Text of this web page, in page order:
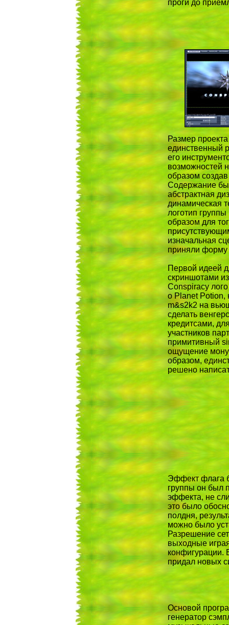
проги до
Размер
единственный
его
возможностей
образом
Содержание
абстрактная
динамическая
логотип
образом для
изначальная
приняли
Первой идеей
скриншотами
Conspiracy
о Planet Potion,
m&s2k2 на
сделать
кредитсами,
участников
примитивный
ощущение
образом,
решено
Эффект флага
группы он был
эффекта, не
это было
полдня,
можно было
Разрешение
выходные
конфигурации.
придал новых
Основой
генератор